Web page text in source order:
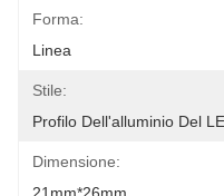
Forma:
Linea
Stile:
Profilo Dell'alluminio Del
Dimensione: